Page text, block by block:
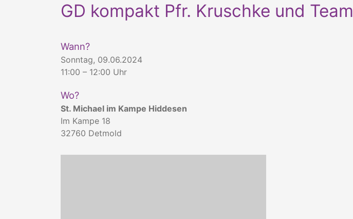
GD kompakt Pfr. Kruschke und Team
Wann?
Sonntag, 09.06.2024
11:00 – 12:00 Uhr
Wo?
St. Michael im Kampe Hiddesen
Im Kampe 18
32760 Detmold